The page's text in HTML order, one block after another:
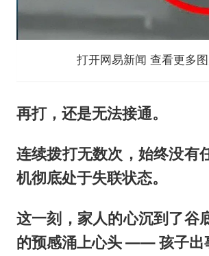
打开网易新闻 查看更多
再打，还是无法接通。
连续拨打无数次，始终没有
机彻底处于失联状态。
这一刻，家人的心沉到了谷
的预感涌上心头 —— 孩子出